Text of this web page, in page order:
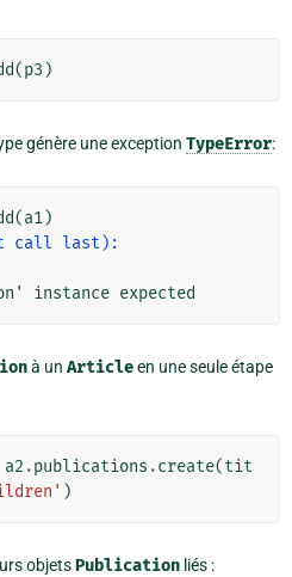
(p3 )
génère une exception TypeError:
(a1)
call last):
instance expected
à un Articleen une seule étape
a2 .publications .create(tit
)
objetsPublication liés :